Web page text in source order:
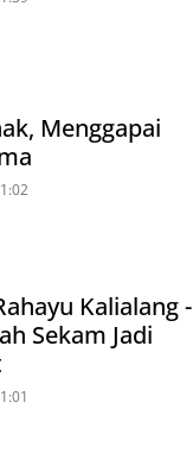
Menggapai
Kalialang -
Sekam Jadi